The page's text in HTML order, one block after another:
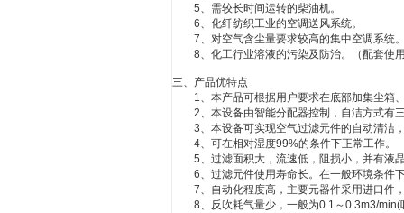
5、需较长时间运转的柴油机。
6、化纤纺织工业的空调送风系统。
7、对空气含尘量要求较高的集中空调系统
8、化工行业溶液的污染及防治。（配套使
三、产品优特点
1、本产品可根据用户要求在底部加集尘箱
2、本设备由智能分配器控制，自洁方式有
3、本设备可实现空气过滤元件的自动清洁
4、可在相对湿度99%的条件下正常工作。
5、过滤面积大，流速低，阻损小，并有液
6、过滤元件使用寿命长。在一般环境条件
7、自动化程度高，主要元器件采用进口件
8、反吹耗气量少，一般为0.1～0.3m3/min(